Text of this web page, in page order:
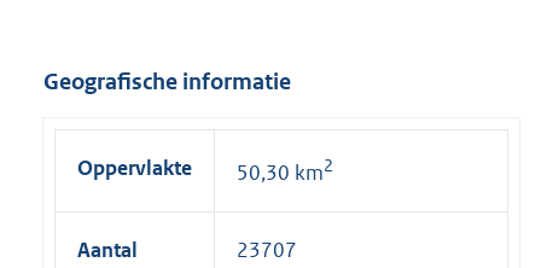
k
:
Geografische informatie
Oppervlakte 50,30 km2
Aantal
23707